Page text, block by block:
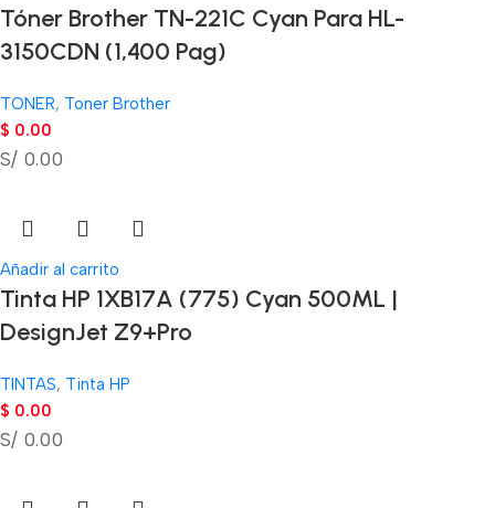
Tóner Brother TN-221C Cyan Para HL-
3150CDN (1,400 Pag)
TONER, Toner Brother
$ 0.00
S/ 0.00
Añadir al carrito
Tinta HP 1XB17A (775) Cyan 500ML |
DesignJet Z9+Pro
TINTAS, Tinta HP
$ 0.00
S/ 0.00